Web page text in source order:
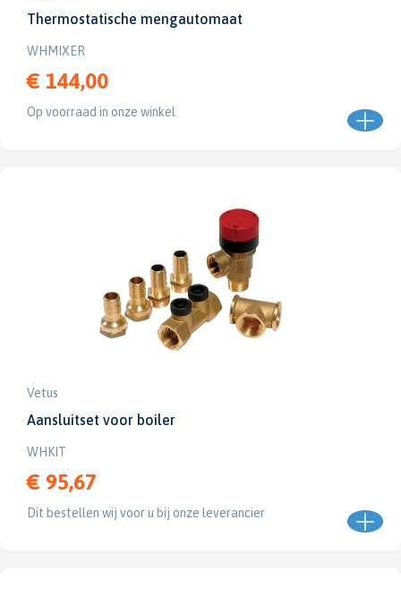
Thermostatische mengautomaat
WHMIXER
€ 144,00
Op voorraad in onze winkel
Vetus
Aansluitset voor boiler
WHKIT
€ 95,67
Dit bestellen wij voor u bij onze leverancier